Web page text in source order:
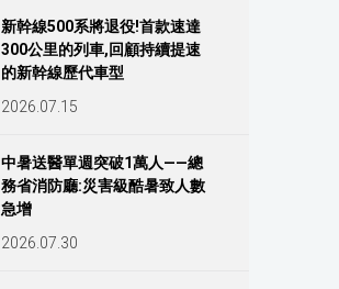
新幹線500系將退役!首款速達
300公里的列車,回顧持續提速
的新幹線歷代車型
2026.07.15
中暑送醫單週突破1萬人——總
務省消防廳:災害級酷暑致人數
急增
2026.07.30